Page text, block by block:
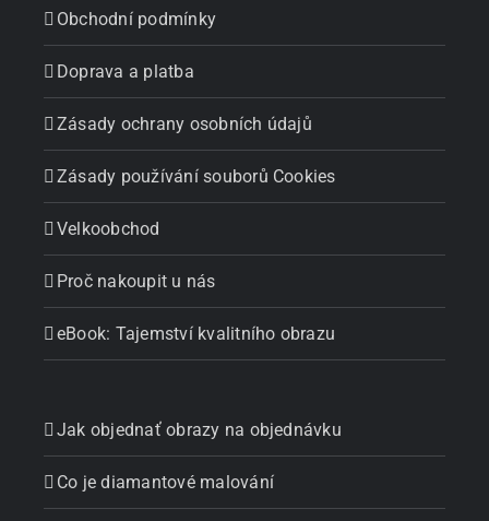
Obchodní podmínky
Doprava a platba
Zásady ochrany osobních údajů
Zásady používání souborů Cookies
Velkoobchod
Proč nakoupit u nás
eBook: Tajemství kvalitního obrazu
Jak objednať obrazy na objednávku
Co je diamantové malování